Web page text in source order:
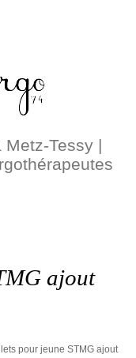
Tessy |
ajout
pour jeune STMG ajout